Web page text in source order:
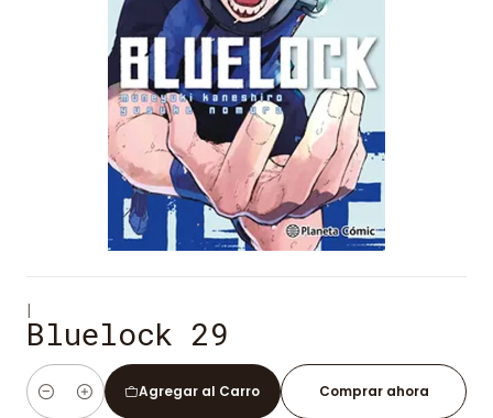
|
Bluelock 29
Cantidad
Agregar al Carro Comprar ahora